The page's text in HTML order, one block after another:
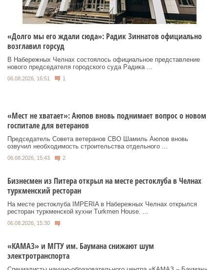
«Долго мы его ждали сюда»: Радик Зиннатов официально
возглавил горсуд
В Набережных Челнах состоялось официальное представление
нового председателя городского суда Радика ...
06.08.2026, 16:51 1
«Мест не хватает»: Аюпов вновь поднимает вопрос о новом
госпитале для ветеранов
Председатель Совета ветеранов СВО Шамиль Аюпов вновь
озвучил необходимость строительства отдельного ...
06.08.2026, 15:43 2
Бизнесмен из Питера открыл на месте рестоклуба в Челнах
туркменский ресторан
На месте рестоклуба IMPERIA в Набережных Челнах открылся
ресторан туркменской кухни Turkmen House. ...
06.08.2026, 15:30
«КАМАЗ» и МГТУ им. Баумана снижают шум
электротранспорта